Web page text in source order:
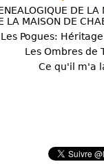
DE
LA MAISON DE
Les Pogues:
Les Ombres de
Ce qu'il m'a